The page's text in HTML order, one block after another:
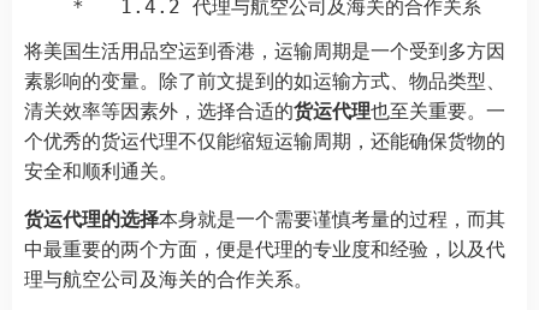
将美国生活用品空运到香港，运输周期是一个受到多方因
素影响的变量。除了前文提到的如运输方式、物品类型、
清关效率等因素外，选择合适的货运代理也至关重要。一
个优秀的货运代理不仅能缩短运输周期，还能确保货物的
安全和顺利通关。
货运代理的选择本身就是一个需要谨慎考量的过程，而其
中最重要的两个方面，便是代理的专业度和经验，以及代
理与航空公司及海关的合作关系。